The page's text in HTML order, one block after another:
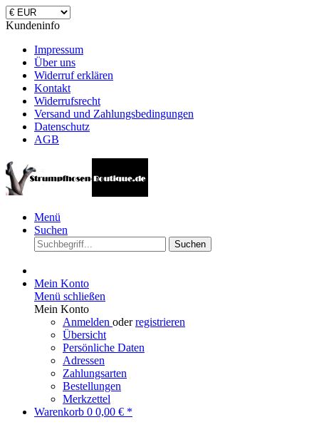
Kundeninfo
Impressum
Über uns
Widerruf erklären
Kontakt
Widerrufsrecht
Versand und Zahlungsbedingungen
Datenschutz
AGB
Menü
Suchen
Suchen
Mein Konto
Menü schließen
Mein Konto
Anmelden oderregistrieren
Übersicht
Persönliche Daten
Adressen
Zahlungsarten
Bestellungen
Merkzettel
Warenkorb 0 0,00 € *